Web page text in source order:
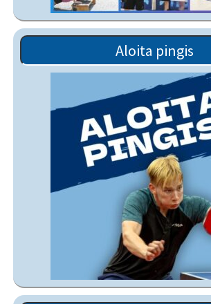
Aloita pingis